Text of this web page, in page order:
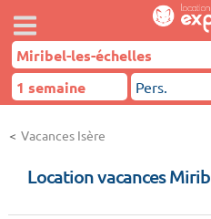
Vacances Isère
Location vacances